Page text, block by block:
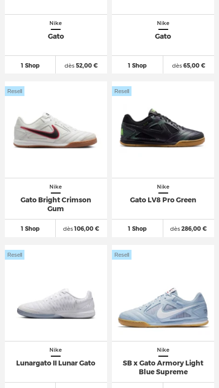
Nike
Gato
1 Shop dès 52,00 €
Nike
Gato
1 Shop dès65,00 €
Nike
Gato Bright Crimson
Gum
1 Shop
Resell
dès106,00 €
Nike
Gato LV8 Pro Green
1 Shop
Resell
dès 286,00 €
Nike
Lunargato II Lunar Gato
Resell
Nike
SB x Gato Armory Light
Blue Supreme
Resell